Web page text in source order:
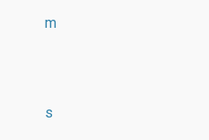
m
s